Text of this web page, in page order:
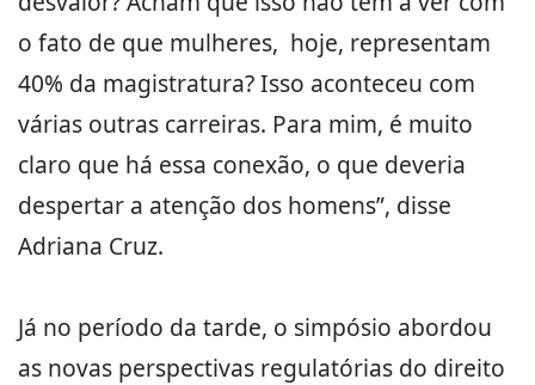
o fato de que mulheres, hoje, representam
40% da magistratura? Isso aconteceu com
várias outras carreiras. Para mim, é muito
claro que há essa conexão, o que deveria
despertar a atenção dos homens”, disse
Adriana Cruz.
Já no período da tarde, o simpósio abordou
as novas perspectivas regulatórias do direito